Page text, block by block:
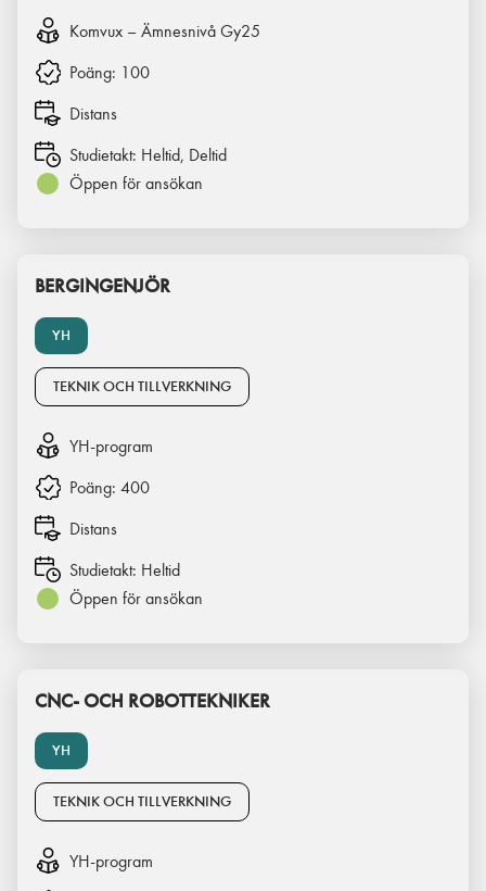
Komvux – Ämnesnivå Gy25
Poäng: 100
Distans
Studietakt: Heltid, Deltid
Öppen för ansökan
YH
BERGINGENJÖR
TEKNIK OCH TILLVERKNING
YH-program
Poäng: 400
Distans
Studietakt: Heltid
Öppen för ansökan
YH
CNC- OCH ROBOTTEKNIKER
TEKNIK OCH TILLVERKNING
YH-program